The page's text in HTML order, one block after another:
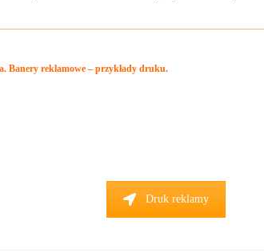
Banery reklamowe – przykłady druku.
Druk reklamy